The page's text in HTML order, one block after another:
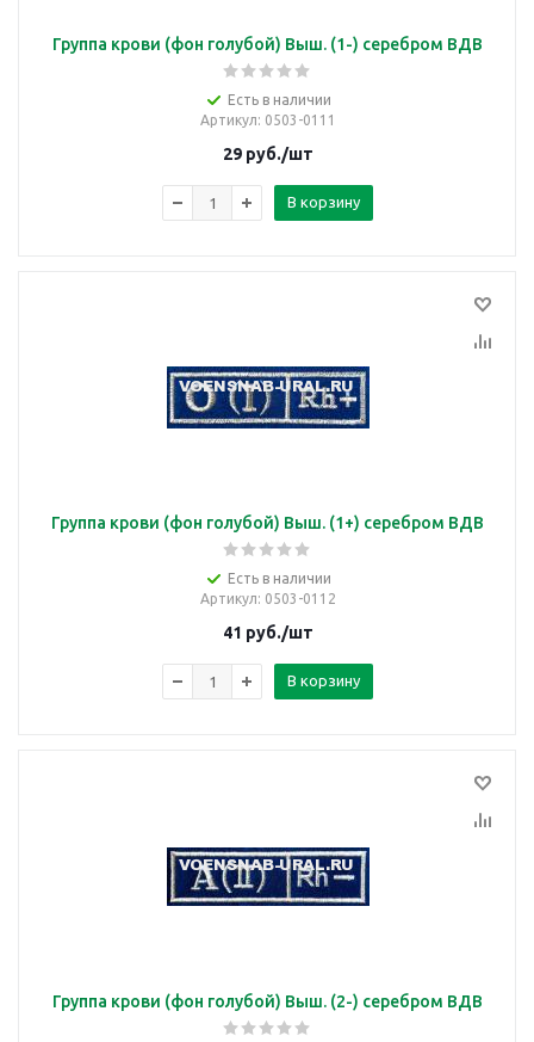
Группа крови (фон голубой) Выш. (1-) серебром ВДВ
Есть в наличии
Артикул: 0503-0111
29руб./шт
В корзину
Группа крови (фон голубой) Выш. (1+) серебром ВДВ
Есть в наличии
Артикул: 0503-0112
41 руб./шт
В корзину
Группа крови (фон голубой) Выш. (2-) серебром ВДВ